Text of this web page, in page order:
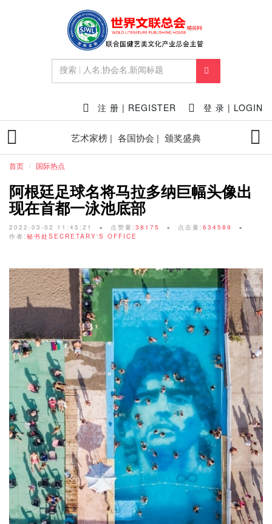
注 册 | REGISTER 登 录 | LOGIN
艺术家榜 | 各国协会 | 颁奖盛典
首页 国际热点
阿根廷足球名将马拉多纳巨幅头像出
现在首都一泳池底部
2022-03-02 11:45:21 点赞量: 38175 点击量: 634589
作者: 秘书处SECRETARY'S OFFICE